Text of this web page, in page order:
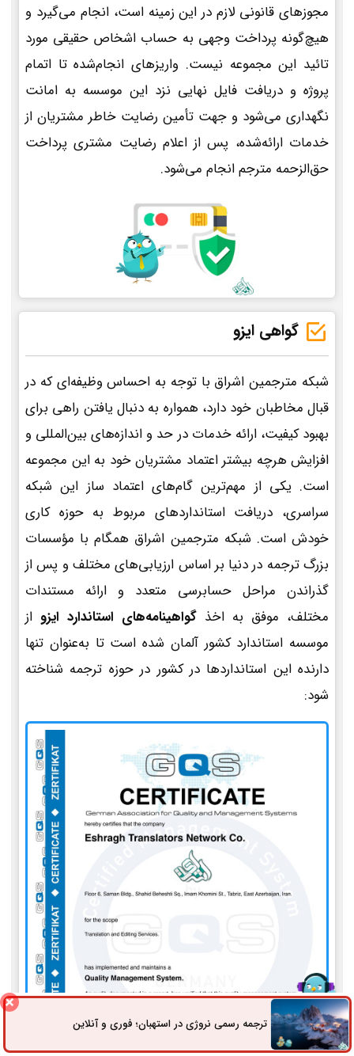
مجوزهای قانونی لازم در این زمینه است، انجام می‌گیرد و
هیچ‌گونه پرداخت وجهی به حساب اشخاص حقیقی مورد
تائید این مجموعه نیست. واریزهای انجام‌شده تا اتمام
پروژه و دریافت فایل نهایی نزد این موسسه به امانت
نگهداری می‌شود و جهت تأمین رضایت خاطر مشتریان از
خدمات ارائه‌شده، پس از اعلام رضایت مشتری پرداخت
حق‌الزحمه مترجم انجام می‌شود.
گواهی ایزو
شبکه مترجمین اشراق با توجه به احساس وظیفه‌ای که در
قبال مخاطبان خود دارد، همواره به دنبال یافتن راهی برای
بهبود کیفیت، ارائه خدمات در حد و اندازه‌های بین‌المللی و
افزایش هرچه بیشتر اعتماد مشتریان خود به این مجموعه
است. یکی از مهم‌ترین گام‌های اعتماد ساز این شبکه
سراسری، دریافت استانداردهای مربوط به حوزه کاری
خودش است. شبکه مترجمین اشراق همگام با مؤسسات
بزرگ ترجمه در دنیا بر اساس ارزیابی‌های مختلف و پس از
گذراندن مراحل حسابرسی متعدد و ارائه مستندات
مختلف، موفق به اخذ گواهینامه‌های استاندارد ایزو از
موسسه استاندارد کشور آلمان شده است تا به‌عنوان تنها
دارنده این استانداردها در کشور در حوزه ترجمه شناخته
شود:
ترجمه رسمی نروژی در استهبان؛ فوری و آنلاینثبت سفارش راه های ارتباطی